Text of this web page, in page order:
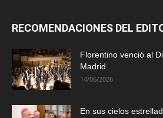
RECOMENDACIONES DEL
Florentino venció al
Madrid
14/06/2026
En sus cielos